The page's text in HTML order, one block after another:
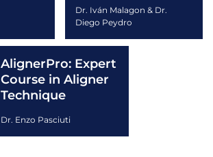
Dr. Iván Malagon & Dr.
Diego Peydro
AlignerPro: Expert
Course in Aligner
Technique
Dr. Enzo Pasciuti